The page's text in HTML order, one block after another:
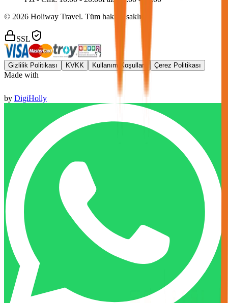
© 2026 Holiway Travel. Tüm hakları saklıdır.
SSL
Gizlilik Politikası KVKK Kullanım Koşulları Çerez Politikası
Made with
by DigiHolly